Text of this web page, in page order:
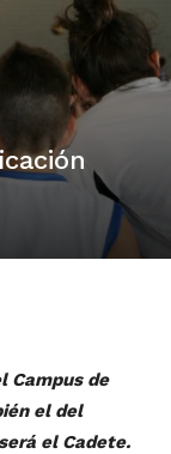
Campus de
el del
el Cadete.